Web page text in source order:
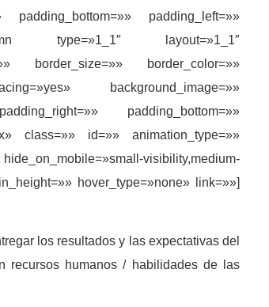
padding_bottom=»» padding_left=»»
type=»1_1″ layout=»1_1″
border_size=»» border_color=»»
background_image=»»
padding_bottom=»»
class=»» id=»» animation_type=»»
visibility,medium-
hover_type=»none» link=»»]
los resultados y las expectativas del
recursos humanos / habilidades de las